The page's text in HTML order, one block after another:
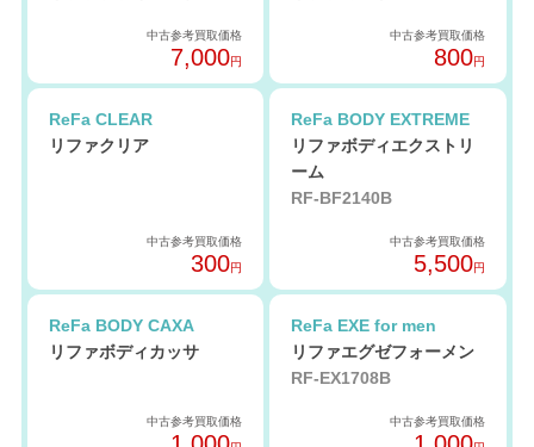
中古参考買取価格
7,000円
中古参考買取価格
800円
ReFa CLEAR
リファクリア
中古参考買取価格
300円
ReFa BODY EXTREME
リファボディエクストリ
ーム
RF-BF2140B
中古参考買取価格
5,500円
ReFa BODY CAXA
リファボディカッサ
中古参考買取価格
ReFa EXE for men
リファエグゼフォーメン
RF-EX1708B
中古参考買取価格